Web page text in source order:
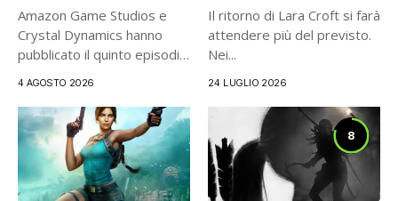
Amazon Game Studios e
Crystal Dynamics hanno
pubblicato il quinto episodio
4 AGOSTO 2026
Il ritorno di Lara Croft si farà
attendere più del previsto.
Nei...
24 LUGLIO 2026
8